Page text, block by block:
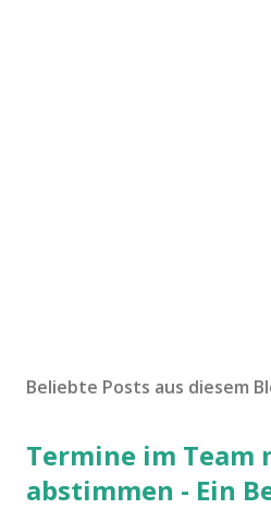
Beliebte Posts aus diesem
Termine im
abstimmen - Ein